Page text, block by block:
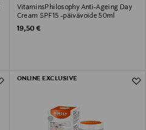
VitaminsPhilosophy Anti-Ageing Day
Cream SPF15 -päivävoide 50ml
Original Price
19,50 €
ONLINE EXCLUSIVE